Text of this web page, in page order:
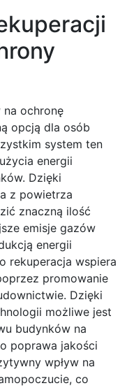
na ochronę
opcją dla osób
system ten
energii
Dzięki
z powietrza
znaczną ilość
emisje gazów
energii
rekuperacja wspiera
promowanie
Dzięki
możliwe jest
budynków na
poprawa jakości
wpływ na
co